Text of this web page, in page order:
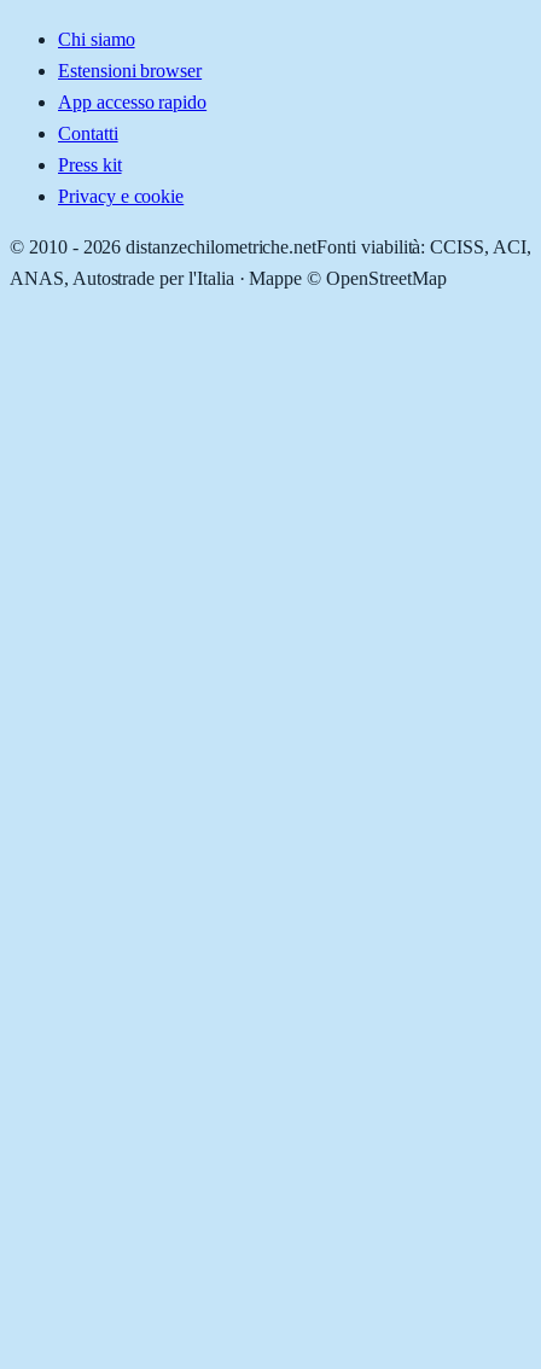
Chi siamo
Estensioni browser
App accesso rapido
Contatti
Press kit
Privacy e cookie
© 2010 - 2026 distanzechilometriche.netFonti viabilità: CCISS, ACI,
ANAS, Autostrade per l'Italia · Mappe © OpenStreetMap